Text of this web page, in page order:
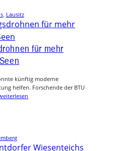
, Lausitz
für mehr
künftig moderne
helfen. Forschende der BTU